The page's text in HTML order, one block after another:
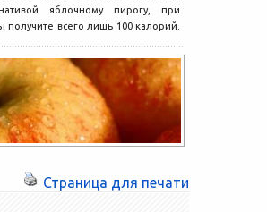
яблочному пирогу, при
получите всего лишь 100 калорий.
Страница для печати